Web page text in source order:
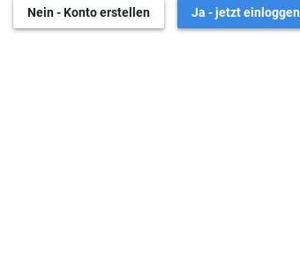
Nein - Konto erstellen Ja - jetzt einloggen